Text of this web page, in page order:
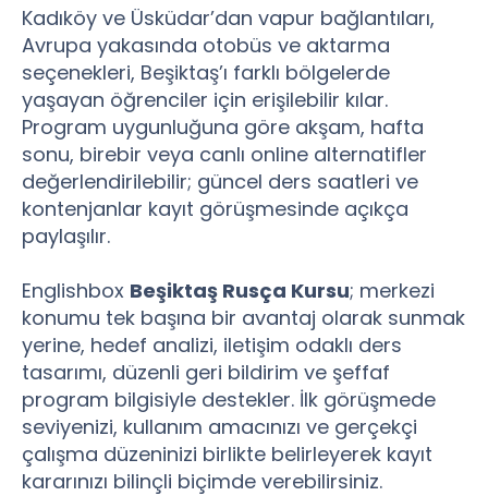
Kadıköy ve Üsküdar’dan vapur bağlantıları,
Avrupa yakasında otobüs ve aktarma
seçenekleri, Beşiktaş’ı farklı bölgelerde
yaşayan öğrenciler için erişilebilir kılar.
Program uygunluğuna göre akşam, hafta
sonu, birebir veya canlı online alternatifler
değerlendirilebilir; güncel ders saatleri ve
kontenjanlar kayıt görüşmesinde açıkça
paylaşılır.
Englishbox Beşiktaş Rusça Kursu; merkezi
konumu tek başına bir avantaj olarak sunmak
yerine, hedef analizi, iletişim odaklı ders
tasarımı, düzenli geri bildirim ve şeffaf
program bilgisiyle destekler. İlk görüşmede
seviyenizi, kullanım amacınızı ve gerçekçi
çalışma düzeninizi birlikte belirleyerek kayıt
kararınızı bilinçli biçimde verebilirsiniz.